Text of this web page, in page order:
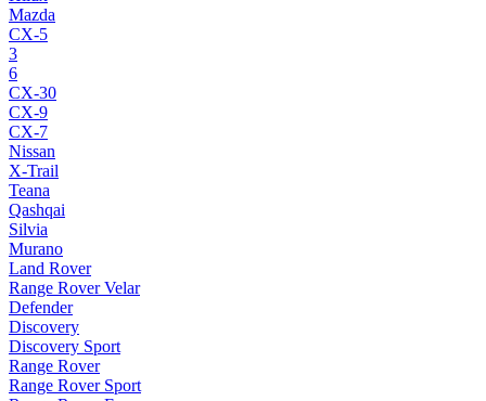
Mazda
CX-5
3
6
CX-30
CX-9
CX-7
Nissan
X-Trail
Teana
Qashqai
Silvia
Murano
Land Rover
Range Rover Velar
Defender
Discovery
Discovery Sport
Range Rover
Range Rover Sport